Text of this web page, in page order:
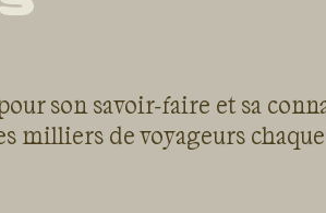
son savoir-faire et sa
de voyageurs chaque